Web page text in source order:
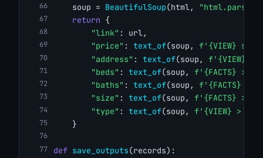
    soup =
BeautifulSoup(html, "html.parser"
return {
"link" : url,
"price" : text_of(soup, f'{VIEW}
"address" : text_of(soup, f'{VIEW}
"beds" : text_of(soup, f'{FACTS} >
"baths" : text_of(soup, f'{FACTS} >
"size" : text_of(soup, f'{FACTS} >
"type" : text_of(soup, f'{VIEW} >
    }
def save_outputs(records):